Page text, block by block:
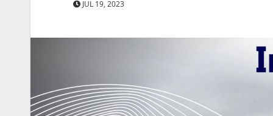
JUL 19, 2023